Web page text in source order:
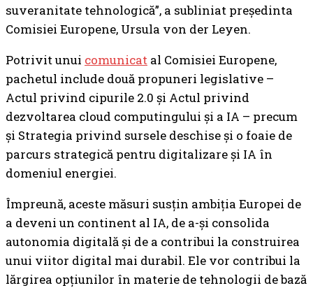
suveranitate tehnologică”, a subliniat președinta
Comisiei Europene, Ursula von der Leyen.
Potrivit unui comunicat al Comisiei Europene,
pachetul include două propuneri legislative –
Actul privind cipurile 2.0 și Actul privind
dezvoltarea cloud computingului și a IA – precum
și Strategia privind sursele deschise și o foaie de
parcurs strategică pentru digitalizare și IA în
domeniul energiei.
Împreună, aceste măsuri susțin ambiția Europei de
a deveni un continent al IA, de a-și consolida
autonomia digitală și de a contribui la construirea
unui viitor digital mai durabil. Ele vor contribui la
lărgirea opțiunilor în materie de tehnologii de bază